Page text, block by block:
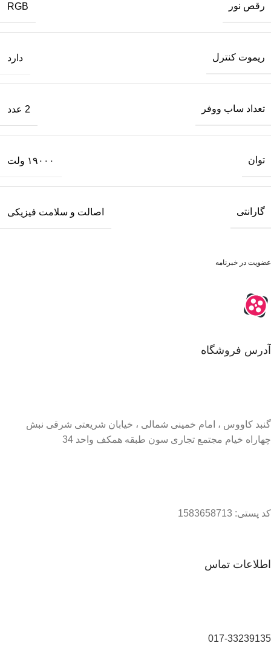
رقص نور RGB
ریموت کنترل دارد
تعداد ساب‌ ووفر 2 عدد
توان ۱۹۰۰۰ ولت
گارانتی اصالت و سلامت فیزیکی
عضویت در خبرنامه
آدرس فروشگاه
گنبد کاووس ، امام خمینی شمالی ، خیابان شریعتی شرقی نبش
چهاراه خیام مجتمع تجاری سون طبقه همکف واحد 34
کد پستی: 1583658713
اطلاعات تماس
017-33239135